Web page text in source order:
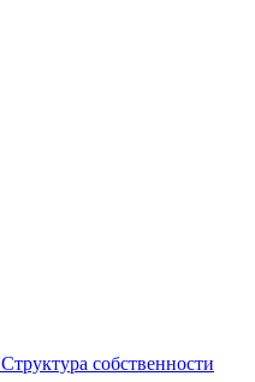
Структура собственности